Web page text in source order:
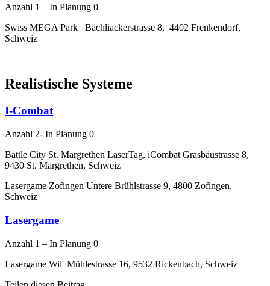
Anzahl 1 – In Planung 0
Swiss MEGA Park Bächliackerstrasse 8, 4402 Frenkendorf,
Schweiz
Realistische Systeme
I-Combat
Anzahl 2- In Planung 0
Battle City St. Margrethen LaserTag, iCombat Grasbäustrasse 8,
9430 St. Margrethen, Schweiz
Lasergame Zofingen Untere Brühlstrasse 9, 4800 Zofingen,
Schweiz
Lasergame
Anzahl 1 – In Planung 0
Lasergame Wil Mühlestrasse 16, 9532 Rickenbach, Schweiz